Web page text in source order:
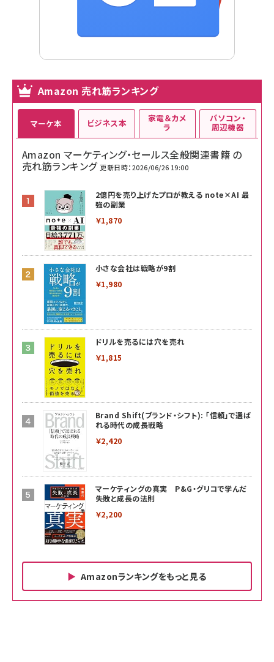
Amazon 売れ筋ランキング
マーケ本
Amazon マーケティング・セールス全般関連書籍 の
売れ筋ランキング 更新日時：2026/06/26 19:00
2億円を売り上げたプロが教える note×AI 最
強の副業
￥1,870
小さな会社は戦略が9割
￥1,980
ドリルを売るには穴を売れ
￥1,815
Brand Shift(ブランド・シフト): 「信頼」で選ば
れる時代の成長戦略
￥2,420
マーケティングの真実 P&G・グリコで学んだ
失敗と成長の法則
￥2,200
Amazonランキングをもっと見る
ビジネス本 家電＆カメ
ラ
パソコン・
周辺機器